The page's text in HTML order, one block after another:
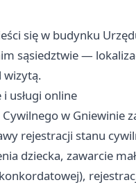
się w budynku
sąsiedztwie —
wizytą.
usługi online
w Gniewinie
rejestracji stanu
dziecka, zawarcie